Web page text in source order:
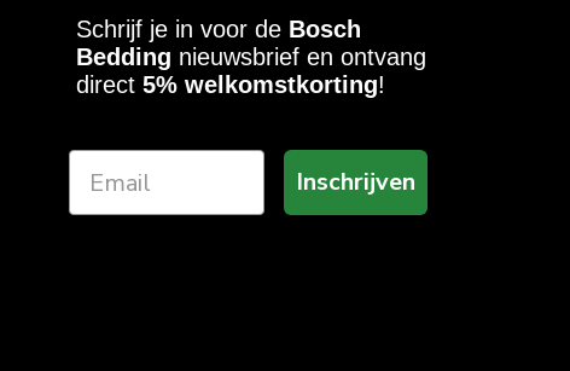
Schrijf je in voor de Bosch
Bedding nieuwsbrief en ontvang
direct 5% welkomstkorting!
Inschrijven